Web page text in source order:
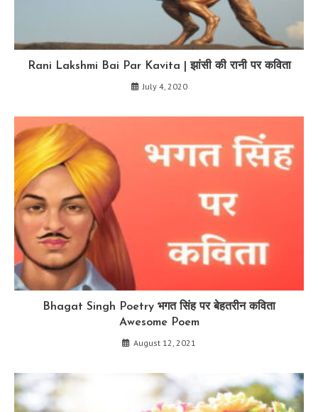
Rani Lakshmi Bai Par Kavita | झांसी की रानी पर कविता
July 4, 2020
Bhagat Singh Poetry भगत सिंह पर बेहतरीन कविता
Awesome Poem
August 12, 2021